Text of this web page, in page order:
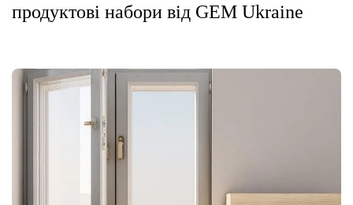
продуктові набори від GEM Ukraine